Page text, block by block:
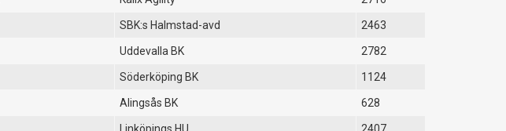
SBK:s Halmstad-avd 2463
Uddevalla BK 2782
Söderköping BK 1124
Alingsås BK 628